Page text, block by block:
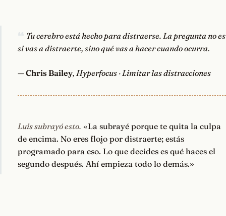
Tu cerebro está hecho para distraerse. La pregunta no es
si vas a distraerte, sino qué vas a hacer cuando ocurra.
—Chris Bailey, Hyperfocus · Limitar las distracciones
Luis subrayó esto. «La subrayé porque te quita la culpa
de encima. No eres flojo por distraerte; estás
programado para eso. Lo que decides es qué haces el
segundo después. Ahí empieza todo lo demás.»